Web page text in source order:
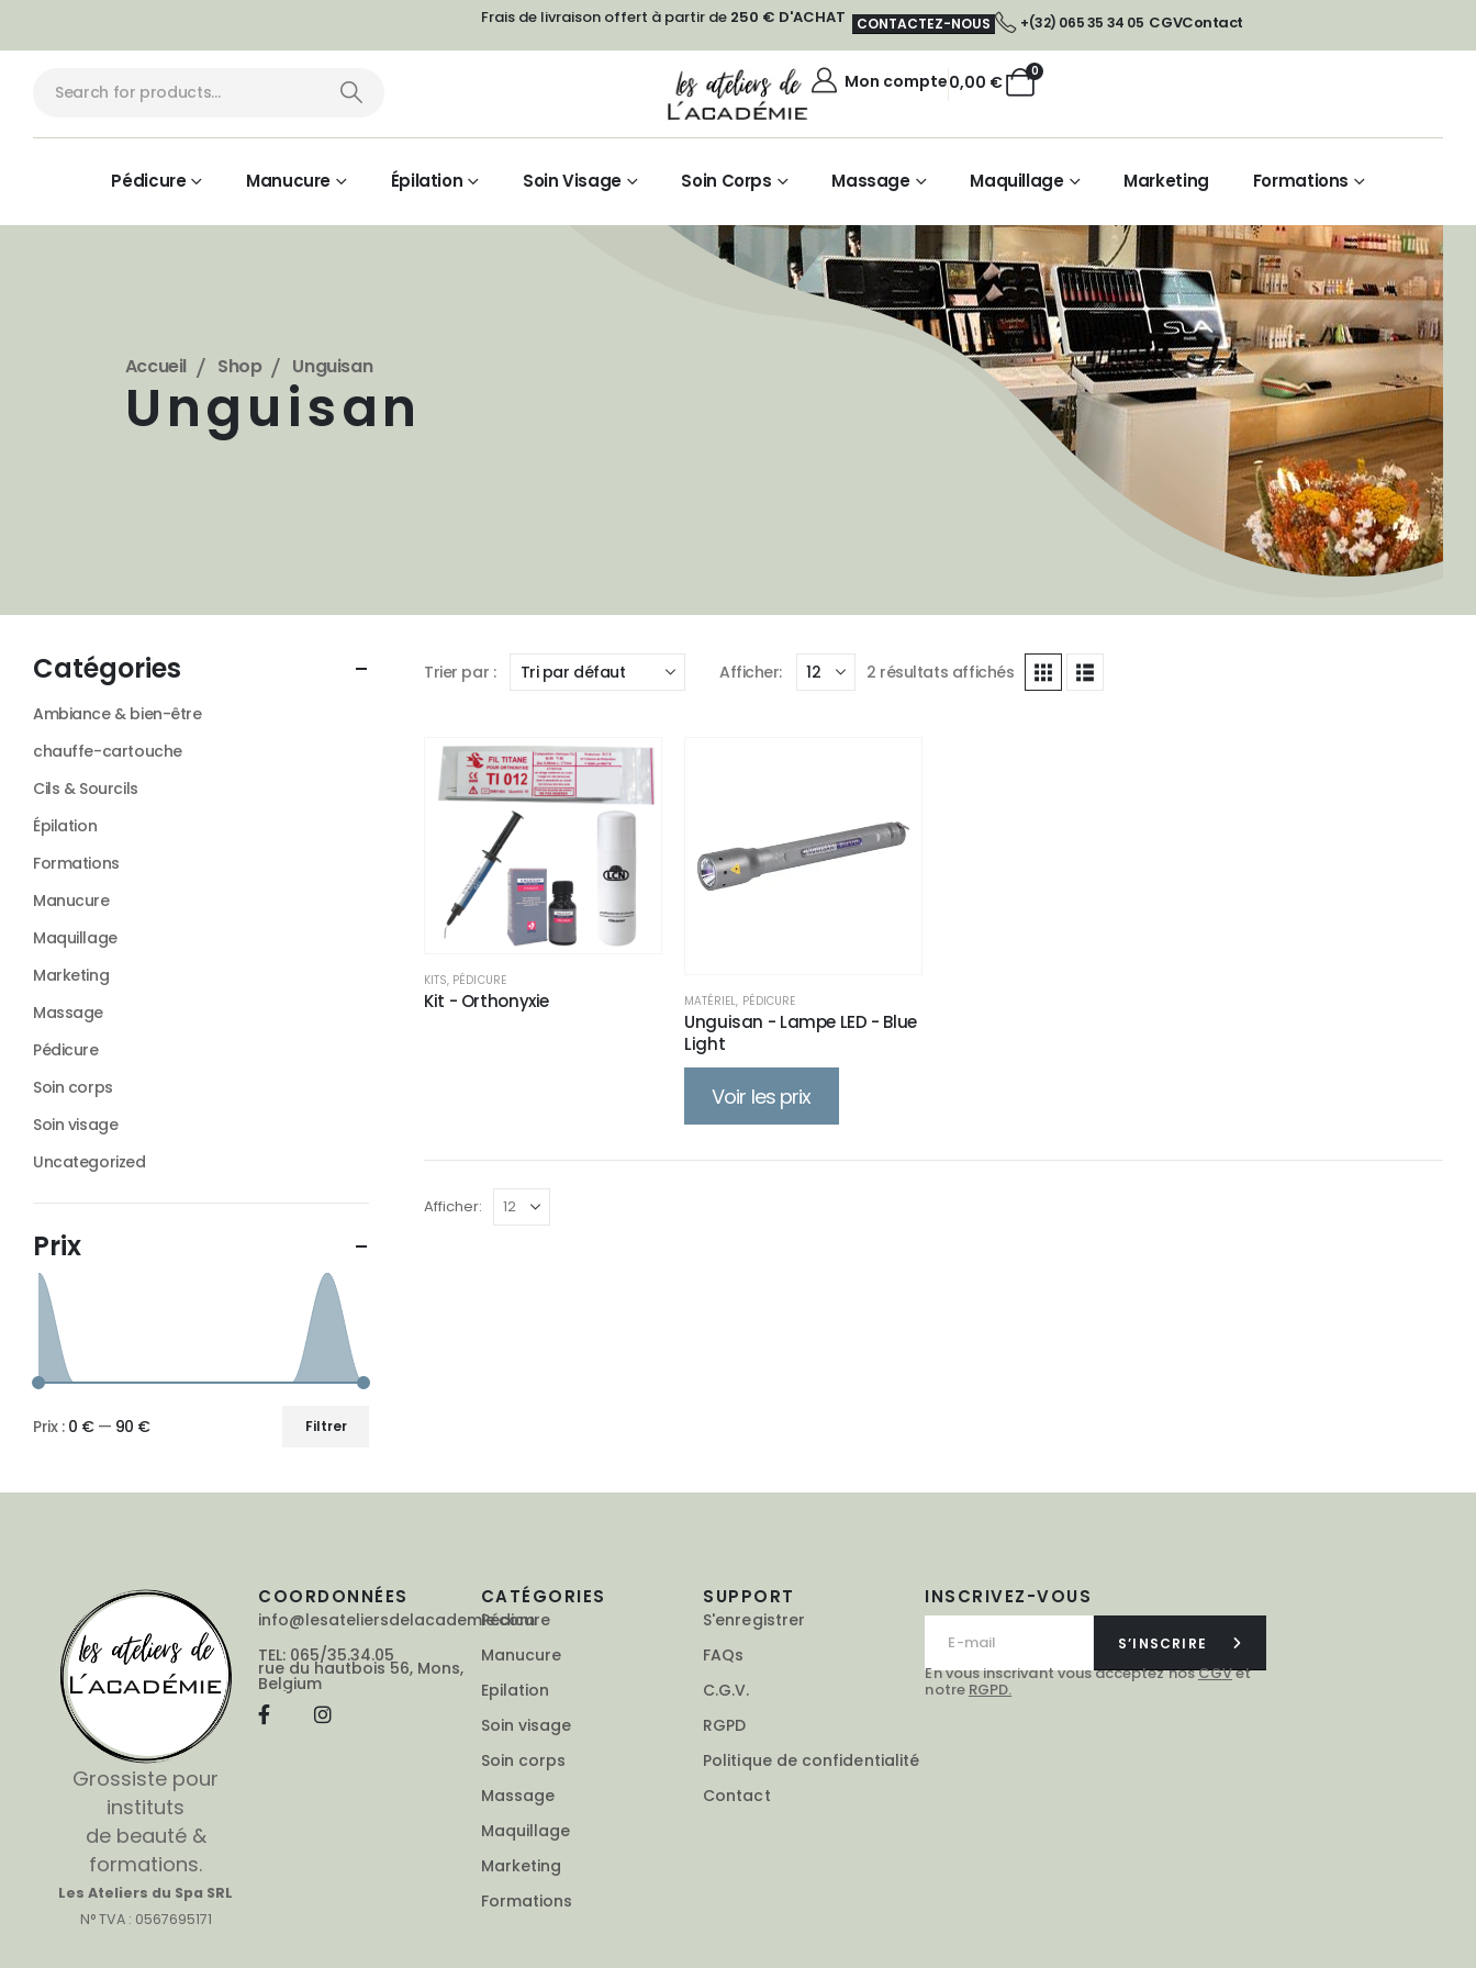
Frais de livraison offert à partir de 250 € D'ACHAT CONTACTEZ-NOUS +(32) 065 35 34 05 CGVContact
Mon compte 0
0,00 €
Pédicure Manucure Épilation Soin Visage Soin Corps Massage Maquillage Marketing Formations
Accueil Shop Unguisan
Unguisan
Trier par : Afficher: 2 résultats affichés
KITS, PÉDICURE
Kit - Orthonyxie MATÉRIEL, PÉDICURE
Unguisan - Lampe LED - Blue
Light
Voir les prix
Afficher:
Ambiance & bien-être
chauffe-cartouche
Cils & Sourcils
Épilation
Formations
Manucure
Maquillage
Marketing
Massage
Pédicure
Soin corps
Soin visage
Uncategorized
Filtrer
Prix : 0 €— 90 €
Grossiste pour
instituts
de beauté &
formations.
Les Ateliers du Spa SRL
N° TVA : 0567695171
INSCRIVEZ-VOUS
S’INSCRIRE
En vous inscrivant vous acceptez nosCGVet
notre RGPD.
COORDONNÉES
info@lesateliersdelacademie.com
TEL: 065/35.34.05
rue du hautbois 56, Mons,
Belgium
CATÉGORIES
Pédicure
Manucure
Epilation
Soin visage
Soin corps
Massage
Maquillage
Marketing
Formations
SUPPORT
S'enregistrer
FAQs
C.G.V.
RGPD
Politique de confidentialité
Contact